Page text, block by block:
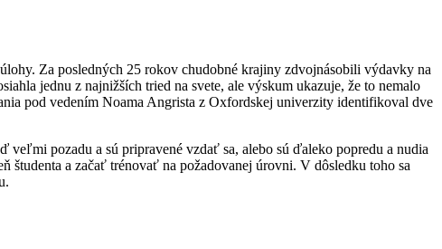
Za posledných 25 rokov chudobné krajiny zdvojnásobili výdavky na
jednu z najnižších tried na svete, ale výskum ukazuje, že to nemalo
pod vedením Noama Angrista z Oxfordskej univerzity identifikoval dve
pozadu a sú pripravené vzdať sa, alebo sú ďaleko popredu a nudia
a začať trénovať na požadovanej úrovni. V dôsledku toho sa